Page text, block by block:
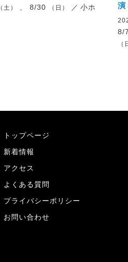
（土） 、 8/30 （日） ／ 小ホ
演
8/7
（
トップページ
新着情報
アクセス
よくある質問
プライバシーポリシー
お問い合わせ